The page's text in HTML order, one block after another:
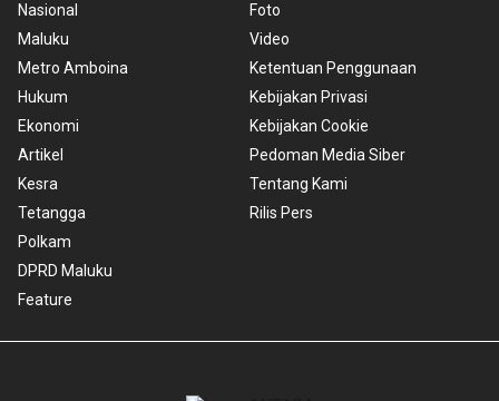
Nasional
Maluku
Metro Amboina
Hukum
Ekonomi
Artikel
Kesra
Tetangga
Polkam
DPRD Maluku
Feature
Foto
Video
Ketentuan Penggunaan
Kebijakan Privasi
Kebijakan Cookie
Pedoman Media Siber
Tentang Kami
Rilis Pers